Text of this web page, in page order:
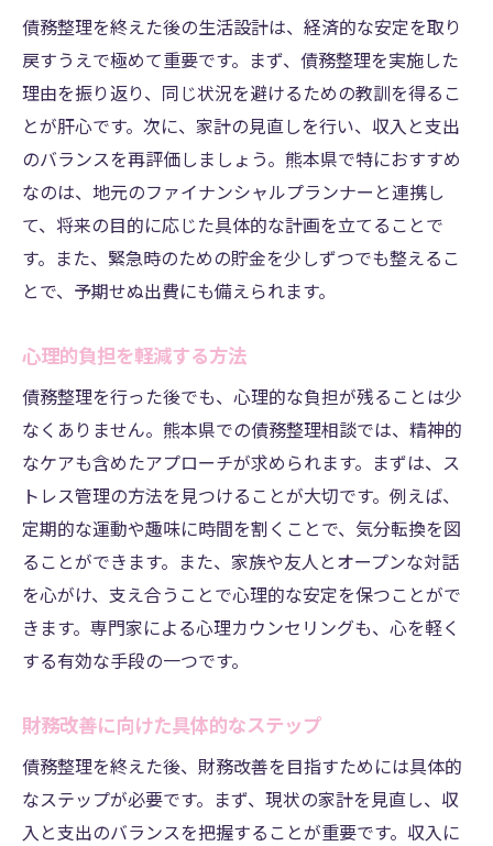
債務整理を終えた後の生活設計は、経済的な安定を取り
戻すうえで極めて重要です。まず、債務整理を実施した
理由を振り返り、同じ状況を避けるための教訓を得るこ
とが肝心です。次に、家計の見直しを行い、収入と支出
のバランスを再評価しましょう。熊本県で特におすすめ
なのは、地元のファイナンシャルプランナーと連携し
て、将来の目的に応じた具体的な計画を立てることで
す。また、緊急時のための貯金を少しずつでも整えるこ
とで、予期せぬ出費にも備えられます。
心理的負担を軽減する方法
債務整理を行った後でも、心理的な負担が残ることは少
なくありません。熊本県での債務整理相談では、精神的
なケアも含めたアプローチが求められます。まずは、ス
トレス管理の方法を見つけることが大切です。例えば、
定期的な運動や趣味に時間を割くことで、気分転換を図
ることができます。また、家族や友人とオープンな対話
を心がけ、支え合うことで心理的な安定を保つことがで
きます。専門家による心理カウンセリングも、心を軽く
する有効な手段の一つです。
財務改善に向けた具体的なステップ
債務整理を終えた後、財務改善を目指すためには具体的
なステップが必要です。まず、現状の家計を見直し、収
入と支出のバランスを把握することが重要です。収入に